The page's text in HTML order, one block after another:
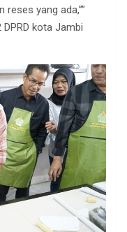
yang ada,””
kota Jambi